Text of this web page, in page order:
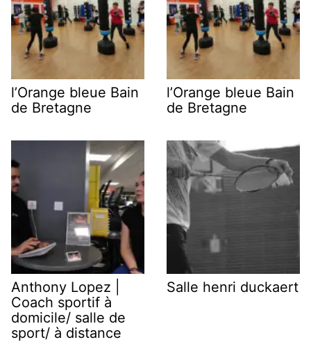
l’Orange bleue Bain
de Bretagne
l’Orange bleue Bain
de Bretagne
Anthony Lopez |
Coach sportif à
domicile/ salle de
sport/ à distance
Salle henri duckaert